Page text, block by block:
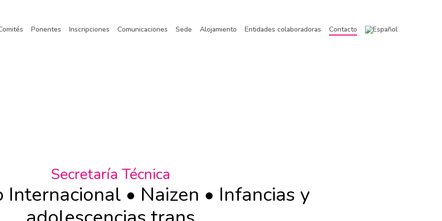
Ponentes Inscripciones Comunicaciones Sede Alojamiento Entidades colaboradoras Contacto
Secretaría Técnica
Internacional • Naizen • Infancias y